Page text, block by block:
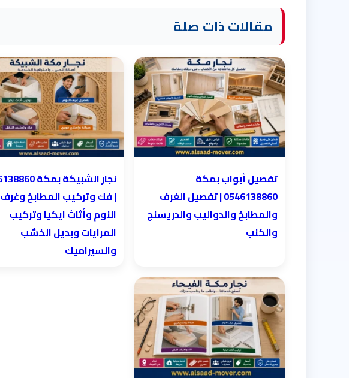
مقالات ذات صلة
تفصيل أبواب بمكة
0546138860 | تفصيل الغرف
والمطابخ والدواليب والدريسنج
والكنب
| فك وتركيب المطابخ وغرف
النوم وأثاث ايكيا وتركيب
المرايات وبديل الخشب
والسيراميك